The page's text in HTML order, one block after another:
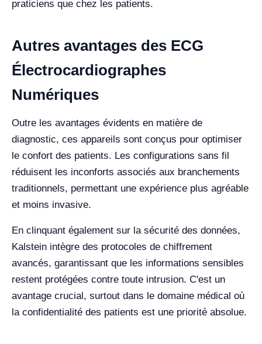
praticiens que chez les patients.
Autres avantages des ECG
Électrocardiographes
Numériques
Outre les avantages évidents en matière de
diagnostic, ces appareils sont conçus pour optimiser
le confort des patients. Les configurations sans fil
réduisent les inconforts associés aux branchements
traditionnels, permettant une expérience plus agréable
et moins invasive.
En clinquant également sur la sécurité des données,
Kalstein intègre des protocoles de chiffrement
avancés, garantissant que les informations sensibles
restent protégées contre toute intrusion. C'est un
avantage crucial, surtout dans le domaine médical où
la confidentialité des patients est une priorité absolue.